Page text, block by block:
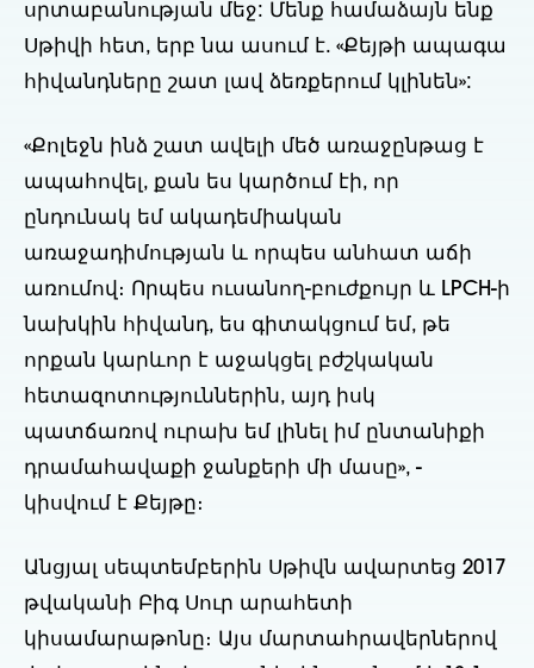
սրտաբանության մեջ: Մենք համաձայն ենք
Սթիվի հետ, երբ նա ասում է. «Քեյթի ապագա
հիվանդները շատ լավ ձեռքերում կլինեն»:
«Քոլեջն ինձ շատ ավելի մեծ առաջընթաց է
ապահովել, քան ես կարծում էի, որ
ընդունակ եմ ակադեմիական
առաջադիմության և որպես անհատ աճի
առումով։ Որպես ուսանող-բուժքույր և LPCH-ի
նախկին հիվանդ, ես գիտակցում եմ, թե
որքան կարևոր է աջակցել բժշկական
հետազոտություններին, այդ իսկ
պատճառով ուրախ եմ լինել իմ ընտանիքի
դրամահավաքի ջանքերի մի մասը», -
կիսվում է Քեյթը։
Անցյալ սեպտեմբերին Սթիվն ավարտեց 2017
թվականի Բիգ Սուր արահետի
կիսամարաթոնը։ Այս մարտահրավերներով